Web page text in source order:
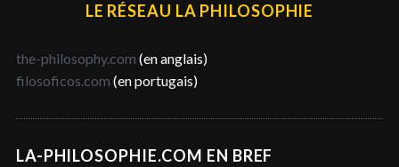
LE RÉSEAU LA PHILOSOPHIE
the-philosophy.com (en anglais)
filosoficos.com (en portugais)
LA-PHILOSOPHIE.COM EN BREF